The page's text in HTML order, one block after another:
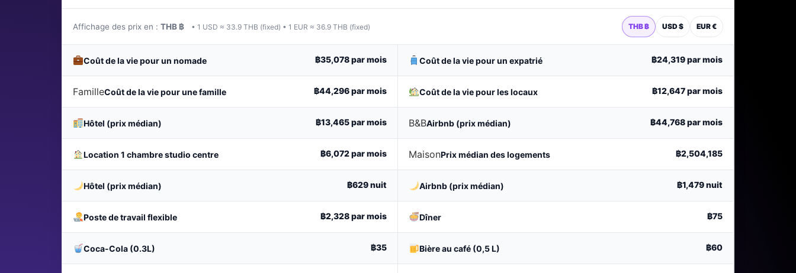
Affichage des prix en : THB ฿ • 1 USD ≈ 33.9 THB (fixed) • 1 EUR ≈ 36.9 THB (fixed) THB ฿ USD $ EUR €
Coût de la vie pour un nomade ฿35,078par mois
FamilleCoût de la vie pour une famille ฿44,296par mois
Hôtel (prix médian) ฿13,465par mois
Location 1 chambre studio centre ฿6,072par mois
Hôtel (prix médian) ฿629nuit
Poste de travail flexible ฿2,328par mois
Coca-Cola (0.3L) ฿35
Coût de la vie pour un expatrié ฿24,319par mois
Coût de la vie pour les locaux ฿12,647par mois
B&BAirbnb (prix médian) ฿44,768par mois
MaisonPrix médian des logements ฿2,504,185
Airbnb (prix médian) ฿1,479nuit
Dîner ฿75
Bière au café (0,5 L) ฿60